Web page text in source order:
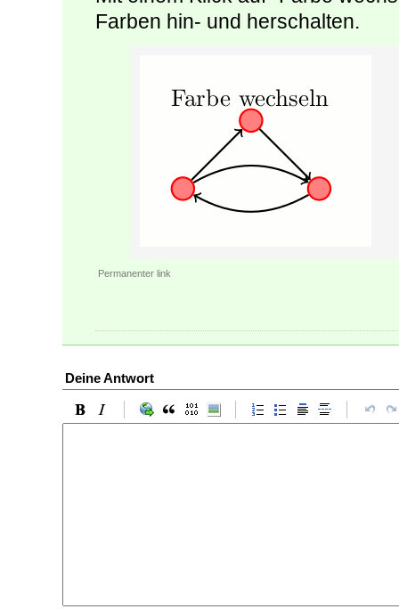
Farben hin- und herschalten.
Permanenter link
Deine Antwort